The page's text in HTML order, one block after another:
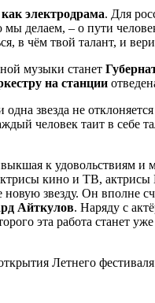
как электродрама. Для
делаем, – о пути
в чём твой талант, и
музыки станет
на станции
звезда не
человек таит в себе
к удовольствиям
кино и ТВ, актрисы
звезду. Он вполне
Айткулов. Наряду с
эта работа станет
Летнего